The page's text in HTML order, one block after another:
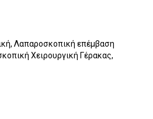
Λαπαροσκοπική επέμβαση
Χειρουργική Γέρακας,